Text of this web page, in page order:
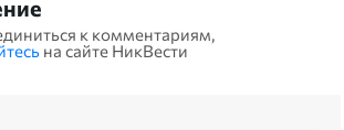
к комментариям,
на сайте НикВести